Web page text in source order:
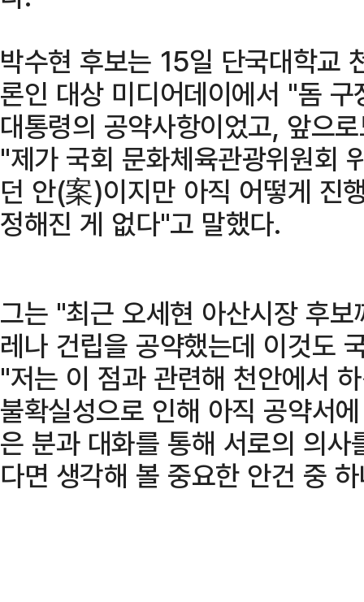
박수현 후보는 15일 단국대학교
론인 대상 미디어데이에서 "돔
대통령의 공약사항이었고, 앞으
"제가 국회 문화체육관광위원회
던 안(案)이지만 아직 어떻게 진
정해진 게 없다"고 말했다.
그는 "최근 오세현 아산시장 후
레나 건립을 공약했는데 이것도
"저는 이 점과 관련해 천안에서
불확실성으로 인해 아직 공약서
은 분과 대화를 통해 서로의 의
다면 생각해 볼 중요한 안건 중